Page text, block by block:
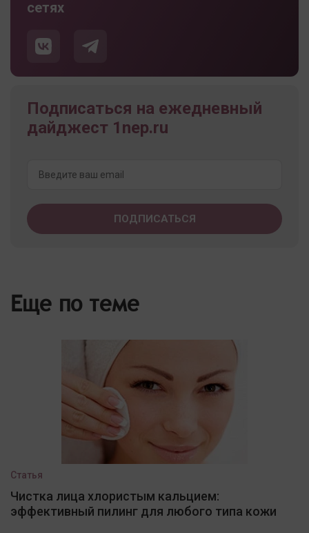
сетях
Подписаться на ежедневный
дайджест 1nep.ru
Еще по теме
Статья
Чистка лица хлористым кальцием:
эффективный пилинг для любого типа кожи